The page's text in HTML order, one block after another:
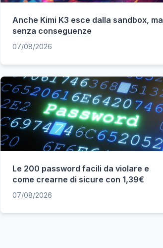
Anche Kimi K3 esce dalla sandbox, ma
senza conseguenze
07/08/2026
Le 200 password facili da violare e
come crearne di sicure con 1,39€
07/08/2026